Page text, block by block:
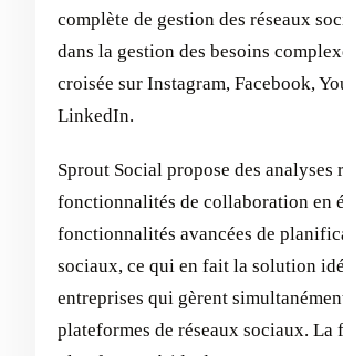
complète de gestion des réseaux
dans la gestion des besoins
croisée sur Instagram, Facebook,
LinkedIn.
Sprout Social propose des analyses
fonctionnalités de collaboration en
fonctionnalités avancées de
sociaux, ce qui en fait la solution
entreprises qui gèrent
plateformes de réseaux sociaux. La